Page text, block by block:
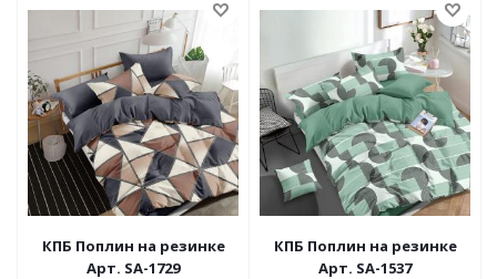
КПБ Поплин на резинке
Арт. SA-1729
КПБ Поплин на резинке
Арт. SA-1537